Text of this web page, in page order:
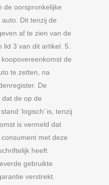
de oorspronkelijke
Dit tenzij de
af te zien van de
3 van dit artikel. 5.
de
te zetten, na
De
de op de
‘logisch’ is, tenzij
is vermeld dat
consument met deze
heeft
gebruikte
verstrekt.